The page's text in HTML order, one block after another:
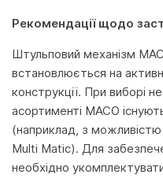
Рекомендації щодо
Штульповий механізм
встановлюється на
конструкції. При виборі
асортименті MACO
(наприклад, з
Multi Matic). Для
необхідно